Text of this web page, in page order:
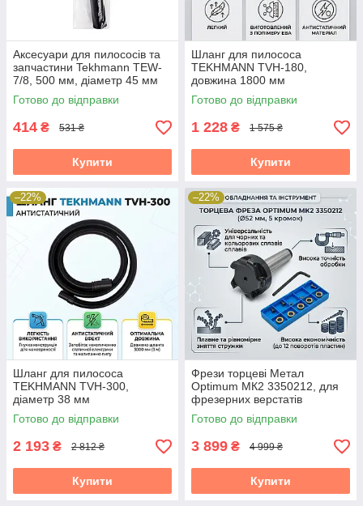
Аксесуари для пилососів та
запчастини Tekhmann TEW-
7/8, 500 мм, діаметр 45 мм
Готово до відправки
414 ₴ 531 ₴
Купити
Шланг для пилососа
TEKHMANN TVH-180,
довжина 1800 мм
Готово до відправки
1 228 ₴ 1 575 ₴
Купити
–22%
Шланг для пилососа
TEKHMANN TVH-300,
діаметр 38 мм
Готово до відправки
2 193 ₴ 2 812 ₴
Купити
–22%
Фрези торцеві Метал
Optimum МК2 3350212, для
фрезерних верстатів
Готово до відправки
3 899 ₴ 4 999 ₴
Купити